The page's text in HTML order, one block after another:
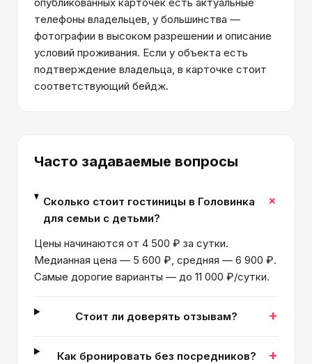
телефоны владельцев, у большинства —
фотографии в высоком разрешении и описание
условий проживания. Если у объекта есть
подтверждение владельца, в карточке стоит
соответствующий бейдж.
Часто задаваемые вопросы
Сколько стоит гостиницы в Головинка
для семьи с детьми?
+
Цены начинаются от 4 500 ₽ за сутки.
Медианная цена — 5 600 ₽, средняя — 6 900 ₽.
Самые дорогие варианты — до 11 000 ₽/сутки.
Стоит ли доверять отзывам? +
Как бронировать без посредников? +